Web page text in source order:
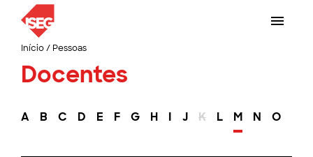
Início/ Pessoas
Docentes
A B C D E F G H I J K L M N O